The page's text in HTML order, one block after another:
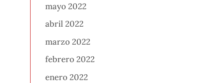
mayo 2022
abril 2022
marzo 2022
febrero 2022
enero 2022